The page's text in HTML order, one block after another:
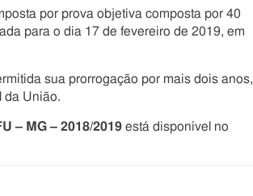
por prova objetiva composta por 40
para o dia 17 de fevereiro de 2019, em
sua prorrogação por mais dois anos,
da União.
– MG – 2018/2019 está disponível no